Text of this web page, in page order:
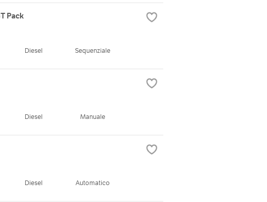
Pack
Diesel Sequenziale
Diesel Manuale
Diesel Automatico